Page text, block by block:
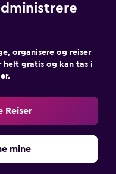
organisere og reiser
helt gratis og kan tas i
Reiser
mine